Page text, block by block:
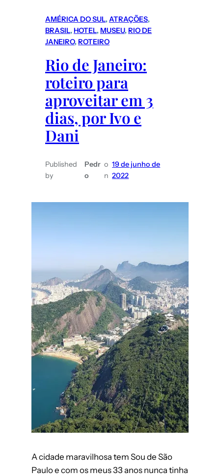
AMÉRICA DO SUL, ATRAÇÕES
BRASIL, HOTEL, MUSEU, RIO DE
JANEIRO, ROTEIRO
Rio de Janeiro:
roteiro para
aproveitar em 3
dias, por Ivo e
Dani
Published
by
Pedr
o
o
n
19 de junho de
2022
A cidade maravilhosa tem Sou de São
Paulo e com os meus 33 anos nunca tinha